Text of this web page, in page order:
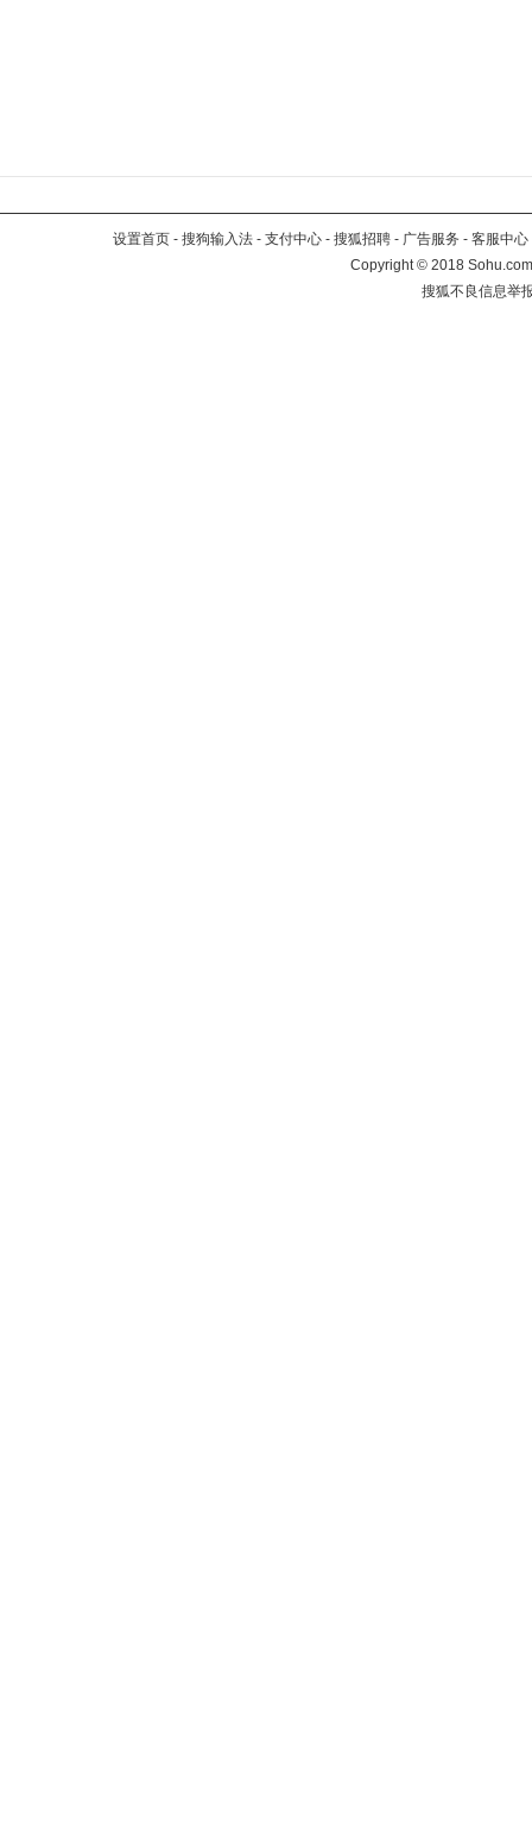
设置首页 - 搜狗输入法 - 支付中心 - 搜狐招聘 - 广告服务 - 客服中心
Copyright©2018
搜狐不良信息举